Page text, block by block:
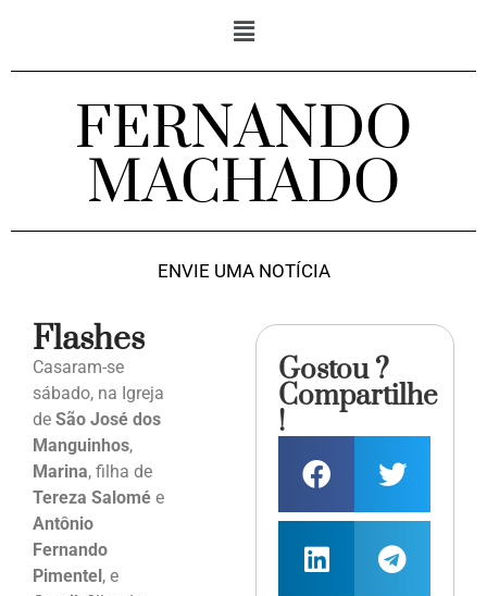
FERNANDO
MACHADO
ENVIE UMA NOTÍCIA
Flashes
Casaram-se
sábado, na Igreja
de São José dos
Manguinhos,
Marina, filha de
Tereza Salomé e
Antônio
Fernando
Pimentel , e
Gostou ?
Compartilhe
!